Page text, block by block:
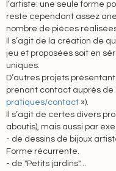
l’artiste: une seule forme
reste cependant assez
nombre de pièces
Il s’agit de la création de
jeu et proposées soit en
uniques.
D’autres projets
prenant contact auprès de
pratiques/contact »).
Il s’agit de certes divers
aboutis), mais aussi par
- de dessins de bijoux
Forme récurrente.
- de "Petits jardins"…